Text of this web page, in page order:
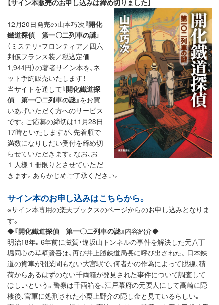
【サイン本販売のお申し込みは締め切りました】
12月20日発売の山本巧次『開化
鐵道探偵 第一〇二列車の謎』
（ミステリ・フロンティア／四六
判仮フランス装／税込定価
1,944円）の著者サイン本を、ネ
ット予約販売いたします！
当サイトを通して『開化鐵道探
偵 第一〇二列車の謎』をお買
いあげいただく方へのサービス
です。ご応募の締切は11月28日
17時といたしますが、先着順で
満数になりしだい受付を締め切
らせていただきます。なお、お
１人様１冊限りとさせていただ
きます。あらかじめご了承ください。
サイン本のお申し込みはこちらから。
※サイン本専用の楽天ブックスのページからのお申し込みとなりま
す。
◆『開化鐵道探偵 第一〇二列車の謎』内容紹介◆
明治18年。6年前に滋賀・逢坂山トンネルの事件を解決した元八丁
堀同心の草壁賢吾は、再び井上勝鉄道局長に呼び出された。日本鉄
道の貨車が開業間もない大宮駅で、何者かの作為によって脱線、積
荷からあるはずのない千両箱が発見された事件について調査して
ほしいという。警察は千両箱を、江戸幕府の元要人にして高崎に隠
棲後、官軍に処刑された小栗上野介の隠し金と見ているらしい。